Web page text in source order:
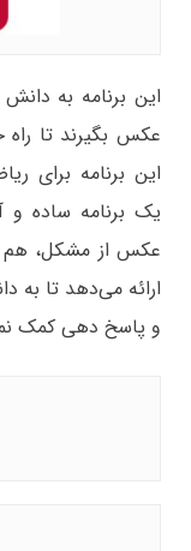
این برنامه به
عکس بگیرند تا
این برنامه برای
یک برنامه ساده
عکس از مشکل، هم
ارائه می‌دهد تا به
و پاسخ دهی کمک